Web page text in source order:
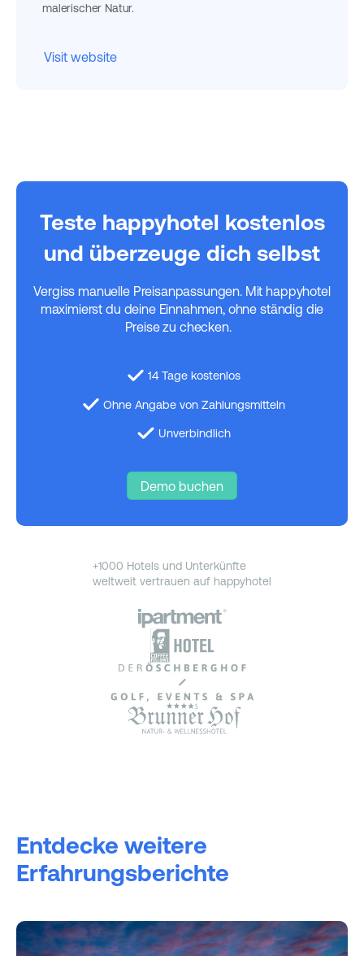
malerischer Natur.
Visit website
Teste happyhotel kostenlos
und überzeuge dich selbst
Vergiss manuelle Preisanpassungen. Mit happyhotel
maximierst du deine Einnahmen, ohne ständig die
Preise zu checken.
14 Tage kostenlos
Ohne Angabe von Zahlungsmitteln
Unverbindlich
Demo buchen
+1000 Hotels und Unterkünfte
weltweit vertrauen auf happyhotel
Entdecke weitere
Erfahrungsberichte